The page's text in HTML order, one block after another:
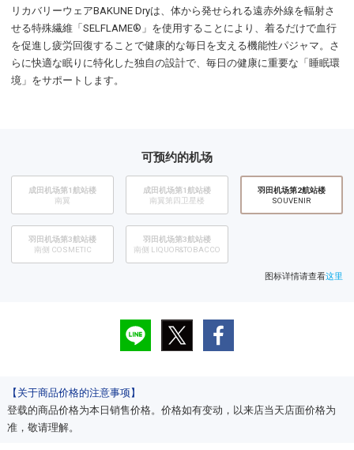
リカバリーウェアBAKUNE Dryは、体から発せられる遠赤外線を輻射さ
せる特殊繊維「SELFLAME®」を使用することにより、着るだけで血行
を促進し疲労回復することで健康的な毎日を支える機能性パジャマ。さ
らに快適な眠りに特化した独自の設計で、毎日の健康に重要な「睡眠環
境」をサポートします。
可预约的机场
成田机场第1航站楼
南翼
成田机场第1航站楼
南翼第四卫星楼
​羽田机场第2航站楼
SOUVENIR
羽田机场第3航站楼
南侧 COSMETIC
羽田机场第3航站楼
南侧 LIQUOR&TOBACCO
图标详情请查看这里
【关于商品价格的注意事项】
登载的商品价格为本日销售价格。价格如有变动，以来店当天店面价格为
准，敬请理解。